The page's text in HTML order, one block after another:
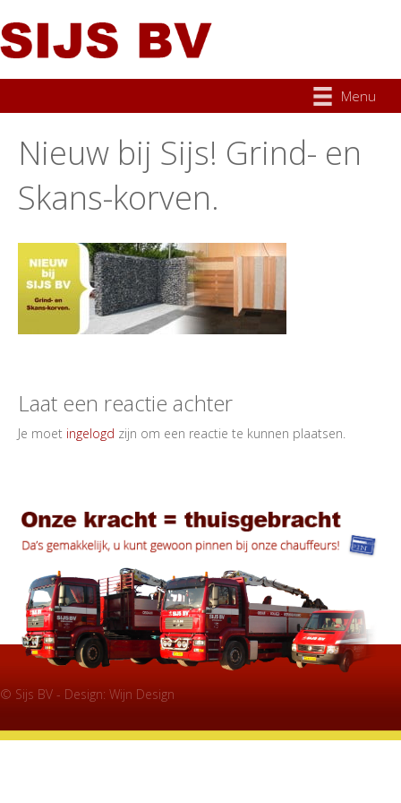
Menu
Nieuw bij Sijs! Grind- en
Skans-korven.
Laat een reactie achter
Je moet ingelogd zijn om een reactie te kunnen plaatsen.
© Sijs BV - Design: Wijn Design